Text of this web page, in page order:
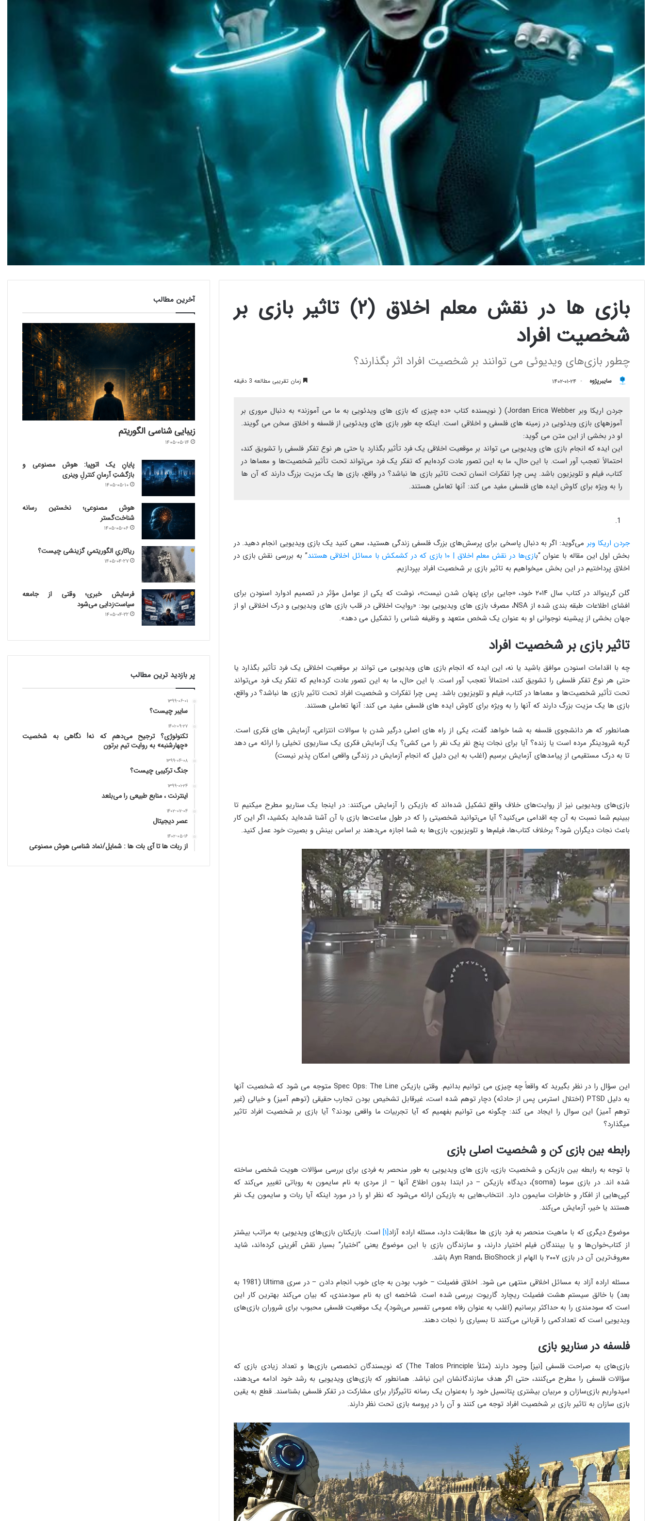
بازی ها در نقش معلم اخلاق (۲) تاثیر بازی بر
شخصیت افراد
چطور بازی‌های ویدیوئی می توانند بر شخصیت افراد اثر بگذارند؟
سایبرپژوه ۱۴۰۲-۰۱-۲۴ زمان تقریبی مطالعه 3 دقیقه
جردن اریکا وبر Jordan Erica Webber) ( نویسنده کتاب «ده چیزی که بازی های ویدئویی به ما می آموزند» به دنبال مروری بر
آموزه‎های بازی ویدئویی در زمینه های فلسفی و اخلاقی است. اینکه چه طور بازی های ویدئویی از فلسفه و اخلاق سخن می گویند.
او در بخشی از این متن می گوید:
این ایده که انجام بازی های ویدیویی می تواند بر موقعیت اخلاقی یک فرد تأثیر بگذارد یا حتی هر نوع تفکر فلسفی را تشویق کند،
احتمالاً تعجب آور است. با این حال، ما به این تصور عادت کرده‌ایم که تفکر یک فرد می‌تواند تحت تأثیر شخصیت‌ها و معماها در
کتاب، فیلم و تلویزیون باشد. پس چرا تفکرات انسان تحت تاثیر بازی ها نباشد؟ در واقع، بازی ها یک مزیت بزرگ دارند که آن ها
را به ویژه برای کاوش ایده های فلسفی مفید می کند: آنها تعاملی هستند.
جردن اریکا وبر می‌گوید: اگر به دنبال پاسخی برای پرسش‌های بزرگ فلسفی زندگی هستید، سعی کنید یک بازی ویدیویی انجام دهید. در
بخش اول این مقاله با عنوان “بازی‌ها در نقش معلم اخلاق | ۱۰ بازی که در کشمکش با مسائل اخلاقی هستند
” به بررسی نقش بازی در
اخلاق پرداختیم در این بخش میخواهیم به تاثیر بازی بر شخصیت افراد بپردازیم.
گلن گرینوالد در کتاب سال ۲۰۱۴ خود، «جایی برای پنهان شدن نیست»، نوشت که یکی از عوامل مؤثر در تصمیم ادوارد اسنودن برای
افشای اطلاعات طبقه بندی شده از NSA، مصرف بازی های ویدیویی بود: «روایت اخلاقی در قلب بازی های ویدیویی و درک اخلاقی او از
جهان بخشی از پیشینه نوجوانی او به عنوان یک شخص متعهد و وظیفه شناس را تشکیل می دهد».
تاثیر بازی بر شخصیت افراد
چه با اقدامات اسنودن موافق باشید یا نه، این ایده که انجام بازی های ویدیویی می تواند بر موقعیت اخلاقی یک فرد تأثیر بگذارد یا
حتی هر نوع تفکر فلسفی را تشویق کند، احتمالاً تعجب آور است. با این حال، ما به این تصور عادت کرده‌ایم که تفکر یک فرد می‌تواند
تحت تأثیر شخصیت‌ها و معماها در کتاب، فیلم و تلویزیون باشد. پس چرا تفکرات و شخصیت افراد تحت تاثیر بازی ها نباشد؟ در واقع،
بازی ها یک مزیت بزرگ دارند که آنها را به ویژه برای کاوش ایده های فلسفی مفید می کند: آنها تعاملی هستند.
همانطور که هر دانشجوی فلسفه به شما خواهد گفت، یکی از راه های اصلی درگیر شدن با سوالات انتزاعی، آزمایش های فکری است.
گربه شرودینگر مرده است یا زنده؟ آیا برای نجات پنج نفر یک نفر را می کشی؟ یک آزمایش فکری یک سناریوی تخیلی را ارائه می دهد
تا به درک مستقیمی از پیامدهای آزمایش برسیم (اغلب به این دلیل که انجام آزمایش در زندگی واقعی امکان پذیر نیست)
بازی‌های ویدیویی نیز از روایت‌های خلاف واقع تشکیل شده‌اند که بازیکن را آزمایش می‌کنند: در اینجا یک سناریو مطرح میکنیم تا
ببینیم شما نسبت به آن چه اقدامی می‌کنید؟ آیا می‌توانید شخصیتی را که در طول ساعت‌ها بازی با آن آشنا شده‌اید بکشید، اگر این کار
باعث نجات دیگران شود؟ برخلاف کتاب‌ها، فیلم‌ها و تلویزیون، بازی‌ها به شما اجازه می‌دهند بر اساس بینش و بصیرت خود عمل کنید.
این سؤال را در نظر بگیرید که واقعاً چه چیزی می توانیم بدانیم. وقتی بازیکن Spec Ops: The Line متوجه می شود که شخصیت آنها
به دلیل PTSD (اختلال استرس پس از حادثه) دچار توهم شده است، غیرقابل تشخیص بودن تجارب حقیقی (توهم آمیز) و خیالی (غیر
توهم آمیز) این سوال را ایجاد می کند: چگونه می توانیم بفهمیم که آیا تجربیات ما واقعی بودند؟ آیا بازی بر شخصیت افراد تاثیر
میگذارد؟
رابطه بین بازی کن و شخصیت اصلی بازی
با توجه به رابطه بین بازیکن و شخصیت بازی، بازی های ویدیویی به طور منحصر به فردی برای بررسی سؤالات هویت شخصی ساخته
شده اند. در بازی سوما (soma)، دیدگاه بازیکن – در ابتدا بدون اطلاع آنها – از مردی به نام سایمون به روباتی تغییر می‌کند که
کپی‌هایی از افکار و خاطرات سایمون دارد. انتخاب‌هایی به بازیکن ارائه می‌شود که نظر او را در مورد اینکه آیا ربات و سایمون یک نفر
هستند یا خیر، آزمایش می‌کند.
موضوع دیگری که با ماهیت منحصر به فرد بازی ها مطابقت دارد، مسئله اراده آزاد[۱] است. بازیکنان بازی‌های ویدیویی به مراتب بیشتر
از کتاب‌خوان‌ها و یا بینندگان فیلم اختیار دارند، و سازندگان بازی با این موضوع یعنی “اختیار” بسیار نقش آفرینی کرده‌اند، شاید
معروف‌ترین آن در بازی ۲۰۰۷ با الهام از Ayn Rand، BioShock باشد.
مسئله اراده آزاد به مسائل اخلاقی منتهی می شود. اخلاق فضیلت – خوب بودن به جای خوب انجام دادن – در سری Ultima (1981 به
بعد) با خالق سیستم هشت فضیلت ریچارد گاریوت بررسی شده است. شاخصه ای به نام سودمندی، که بیان می‌کند بهترین کار این
است که سودمندی را به حداکثر برسانیم (اغلب به عنوان رفاه عمومی تفسیر می‌شود)، یک موقعیت فلسفی محبوب برای شروران بازی‌های
ویدیویی است که تعدادکمی را قربانی می‌کنند تا بسیاری را نجات دهند.
فلسفه در سناریو بازی
بازی‌های به صراحت فلسفی [نیز] وجود دارند (مثلاً The Talos Principle) که نویسندگان تخصصی بازی‌ها و تعداد زیادی بازی که
سؤالات فلسفی را مطرح می‌کنند، حتی اگر هدف سازندگانشان این نباشد. همانطور که بازی‌های ویدیویی به رشد خود ادامه می‌دهند،
امیدواریم بازی‌سازان و مربیان بیشتری پتانسیل خود را به‌عنوان یک رسانه تاثیرگزار برای مشارکت در تفکر فلسفی بشناسند. قطع به یقین
بازی سازان به تاثیر بازی بر شخصیت افراد توجه می کنند و آن را در پروسه بازی تحت نظر دارند.
آخرین مطالب
زیبایی شناسی الگوریتم
۱۴۰۵-۰۵-۱۴
پایانِ یک اتوپیا: هوش مصنوعی و
بازگشتِ آرمانِ کنترلِ وینری
۱۴۰۵-۰۵-۱۰
هوش مصنوعی؛ نخستین رسانه
شناخت‌گستر
۱۴۰۵-۰۵-۰۶
ریاکاریِ الگوریتمیِ گزینشی چیست؟
۱۴۰۵-۰۴-۲۷
فرسایش خبری؛ وقتی از جامعه
سیاست‌زدایی می‌شود
۱۴۰۵-۰۴-۲۲
پر بازدید ترین مطالب
۱۳۹۹-۰۶-۰۱
سایبر چیست؟
۱۴۰۱-۰۹-۲۷
تکنولوژی؟ ترجیح می‌دهم که نه! نگاهی به شخصیت
«چهارشنبه» به روایت تیم برتون
۱۳۹۹-۰۴-۰۸
جنگ ترکیبی چیست؟
۱۳۹۹-۰۱-۲۴
اینترنت ، منابع طبیعی را می‌بلعد
۱۴۰۲-۰۷-۰۴
عصر دیجیتال
۱۴۰۲-۰۵-۱۶
از ربات ها تا آی بات ها : شمایل/نماد شناسی هوش مصنوعی